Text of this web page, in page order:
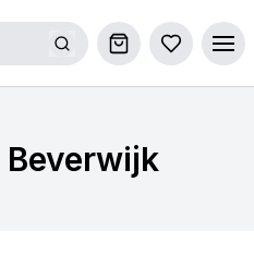
Winkelwagen